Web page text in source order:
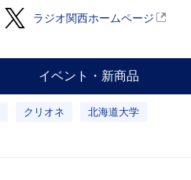
ラジオ関西ホームページ
イベント・新商品
クリオネ 北海道大学